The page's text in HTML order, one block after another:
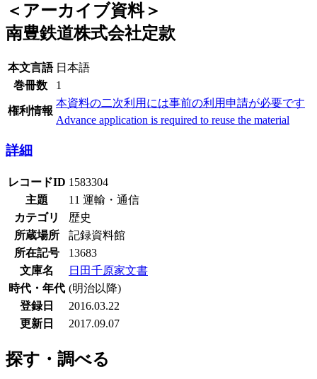
＜アーカイブ資料＞
南豊鉄道株式会社定款
本文言語 日本語
巻冊数
1
権利情報
本資料の二次利用には事前の利用申請が必要です
Advance application is required to reuse the material
詳細
レコードID 1583304
主題
11 運輸・通信
カテゴリ
歴史
所蔵場所
記録資料館
所在記号
13683
文庫名
日田千原家文書
時代・年代 (明治以降)
登録日
2016.03.22
更新日
2017.09.07
探す・調べる